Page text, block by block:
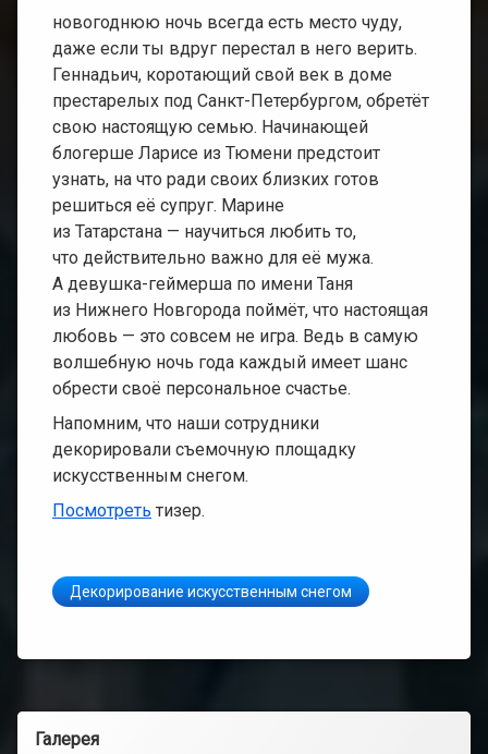
с
огнем
Трейлеры
к
фильмам
нас
новогоднюю ночь всегда есть место чуду,
даже если ты вдруг перестал в него верить.
Геннадьич, коротающий свой век в доме
престарелых под Санкт-Петербургом, обретёт
свою настоящую семью. Начинающей
блогерше Ларисе из Тюмени предстоит
узнать, на что ради своих близких готов
решиться её супруг. Марине
из Татарстана — научиться любить то,
что действительно важно для её мужа.
А девушка-геймерша по имени Таня
из Нижнего Новгорода поймёт, что настоящая
любовь — это совсем не игра. Ведь в самую
волшебную ночь года каждый имеет шанс
обрести своё персональное счастье.
Напомним, что наши сотрудники
декорировали съемочную площадку
искусственным снегом.
Посмотреть тизер.
Декорирование искусственным снегом
Левая
Галерея